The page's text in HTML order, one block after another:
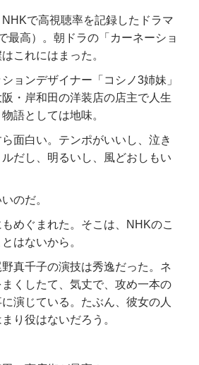
で高視聴率を記録したドラマ
最高）。朝ドラの「カーネーショ
これにはまった。
ョンデザイナー「コシノ3姉妹」
・岸和田の洋装店の店主で人生
語としては地味。
面白い。テンポがいいし、泣き
だし、明るいし、風どおしもい
のだ。
めぐまれた。そこは、NHKのこ
はないから。
真千子の演技は秀逸だった。ネ
くしたて、気丈で、攻め一本の
演じている。たぶん、彼女の人
り役はないだろう。